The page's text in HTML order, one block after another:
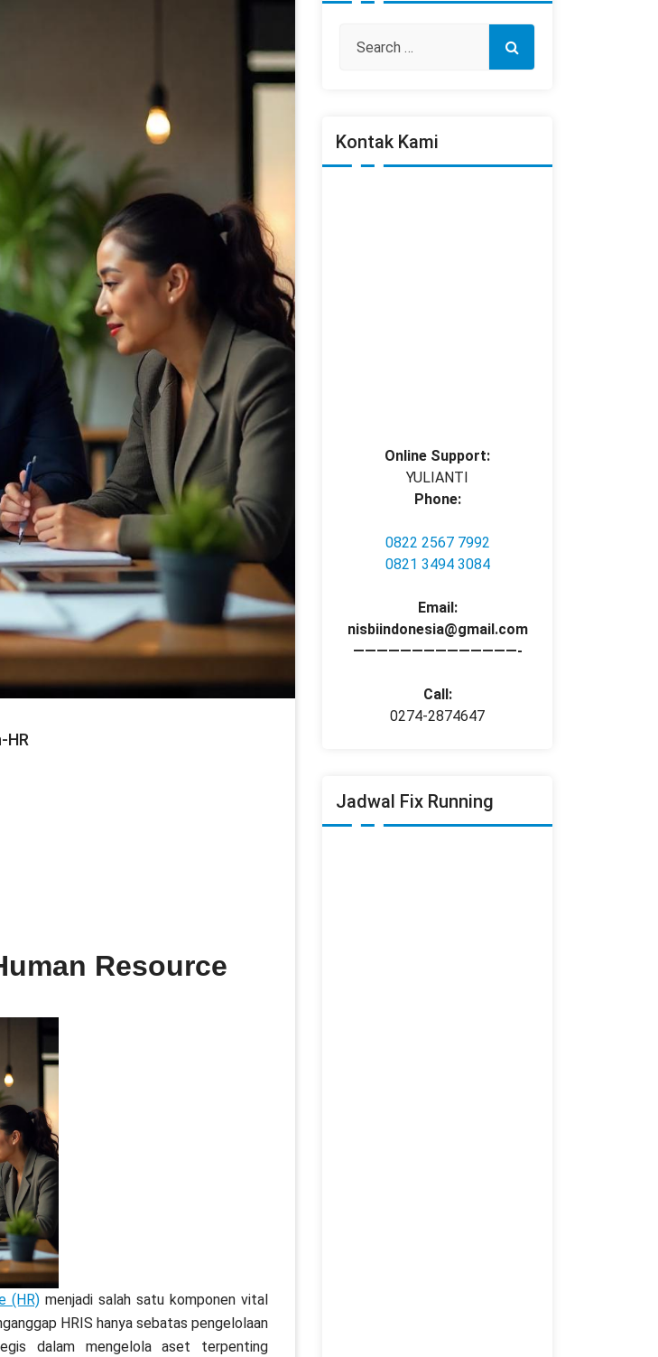
HR
Resource
(HR) menjadi salah satu komponen vital
HRIS hanya sebatas pengelolaan
dalam mengelola aset terpenting
Kontak Kami
Online Support:
YULIANTI
Phone:
0822 2567 7992
0821 3494 3084
Email:
nisbiindonesia@gmail.com
——————————————-
Call:
0274-2874647
Jadwal Fix Running